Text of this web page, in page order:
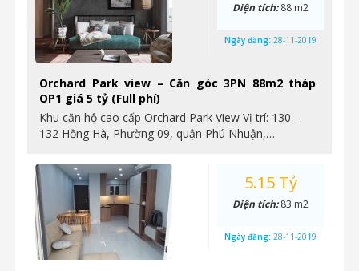
Orchard Park view – Căn góc 3PN 88m2 tháp
OP1 giá 5 tỷ (Full phí)
Khu căn hộ cao cấp Orchard Park View Vị trí: 130 –
132 Hồng Hà, Phường 09, quận Phú Nhuận,…
Diện tích:88 m2
Ngày đăng: 28-11-2019
5.15 Tỷ
Diện tích:83 m2
Ngày đăng: 28-11-2019